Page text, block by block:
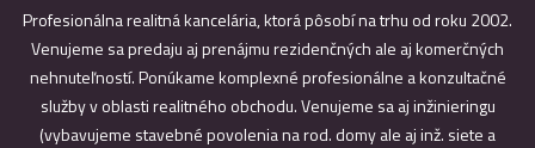
Profesionálna realitná kancelária, ktorá pôsobí na trhu od roku 2002.
Venujeme sa predaju aj prenájmu rezidenčných ale aj komerčných
nehnuteľností. Ponúkame komplexné profesionálne a konzultačné
služby v oblasti realitného obchodu. Venujeme sa aj inžinieringu
(vybavujeme stavebné povolenia na rod. domy ale aj inž. siete a